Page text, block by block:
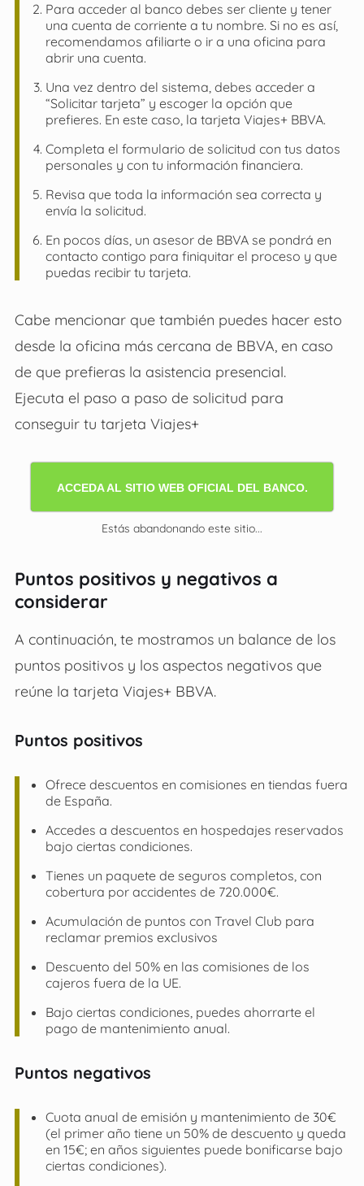
Para acceder al banco debes ser cliente y tener
una cuenta de corriente a tu nombre. Si no es así,
recomendamos afiliarte o ir a una oficina para
abrir una cuenta.
Una vez dentro del sistema, debes acceder a
“Solicitar tarjeta” y escoger la opción que
prefieres. En este caso, la tarjeta Viajes+ BBVA.
Completa el formulario de solicitud con tus datos
personales y con tu información financiera.
Revisa que toda la información sea correcta y
envía la solicitud.
En pocos días, un asesor de BBVA se pondrá en
contacto contigo para finiquitar el proceso y que
puedas recibir tu tarjeta.
Cabe mencionar que también puedes hacer esto
desde la oficina más cercana de BBVA, en caso
de que prefieras la asistencia presencial.
Ejecuta el paso a paso de solicitud para
conseguir tu tarjeta Viajes+
ACCEDA AL SITIO WEB OFICIAL DEL BANCO.
Estás abandonando este sitio...
Puntos positivos y negativos a
considerar
A continuación, te mostramos un balance de los
puntos positivos y los aspectos negativos que
reúne la tarjeta Viajes+ BBVA.
Puntos positivos
Ofrece descuentos en comisiones en tiendas fuera
de España.
Accedes a descuentos en hospedajes reservados
bajo ciertas condiciones.
Tienes un paquete de seguros completos, con
cobertura por accidentes de 720.000€.
Acumulación de puntos con Travel Club para
reclamar premios exclusivos
Descuento del 50% en las comisiones de los
cajeros fuera de la UE.
Bajo ciertas condiciones, puedes ahorrarte el
pago de mantenimiento anual.
Puntos negativos
Cuota anual de emisión y mantenimiento de 30€
(el primer año tiene un 50% de descuento y queda
en 15€; en años siguientes puede bonificarse bajo
ciertas condiciones).